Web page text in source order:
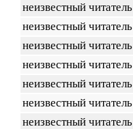
неизвестный читатель
неизвестный читатель
неизвестный читатель
неизвестный читатель
неизвестный читатель
неизвестный читатель
неизвестный читатель